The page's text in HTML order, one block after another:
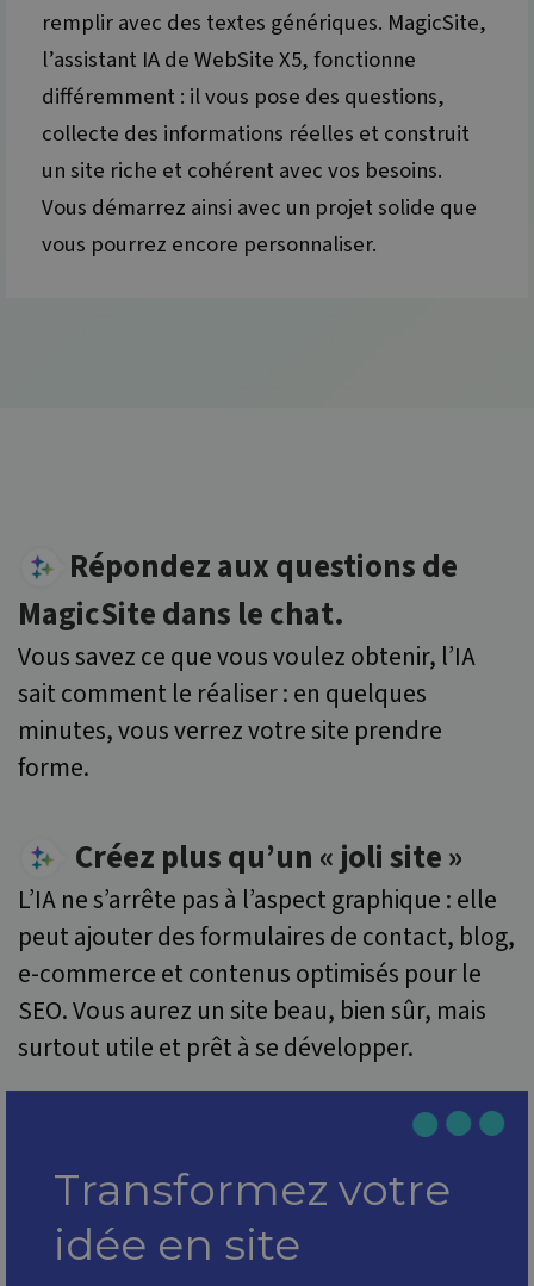
remplir avec des textes génériques. MagicSite,
l’assistant IA deWebSite X5, fonctionne
différemment : il vous pose des questions,
collecte des informations réelles et construit
un site riche et cohérent avec vos besoins.
Vous démarrez ainsi avec un projet solide que
vous pourrez encore personnaliser.
Répondez aux questions de
MagicSite dans le chat.
Vous savez ce que vous voulez obtenir, l’IA
sait comment le réaliser : en quelques
minutes, vous verrez votre site prendre
forme.
Créez plus qu’un « joli site »
L’IA ne s’arrête pas à l’aspect graphique : elle
peut ajouter des formulaires de contact, blog,
e-commerce et contenus optimisés pour le
SEO. Vous aurez un site beau, bien sûr, mais
surtout utile et prêt à se développer.
Transformez votre
idée en site